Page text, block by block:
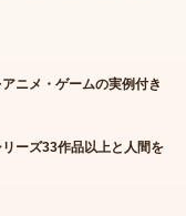
ニメ・ゲームの実例付き
ーズ33作品以上と人間を